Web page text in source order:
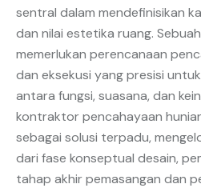
sentral dalam mendefinisikan
dan nilai estetika ruang.
memerlukan perencanaan
dan eksekusi yang presisi
antara fungsi, suasana, dan
kontraktor pencahayaan
sebagai solusi terpadu,
dari fase konseptual desain,
tahap akhir pemasangan dan